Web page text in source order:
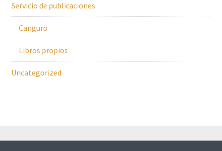
Servicio de publicaciones
Canguro
Libros propios
Uncategorized